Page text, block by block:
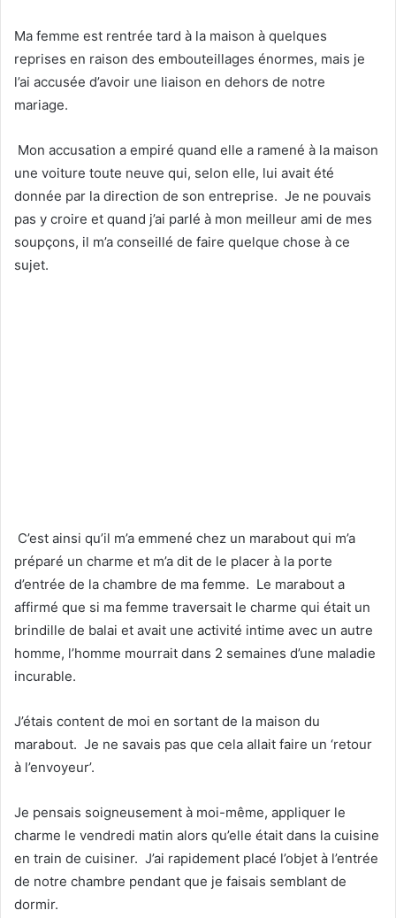
Ma femme est rentrée tard à la maison à quelques
reprises en raison des embouteillages énormes, mais je
l’ai accusée d’avoir une liaison en dehors de notre
mariage.
Mon accusation a empiré quand elle a ramené à la maison
une voiture toute neuve qui, selon elle, lui avait été
donnée par la direction de son entreprise. Je ne pouvais
pas y croire et quand j’ai parlé à mon meilleur ami de mes
soupçons, il m’a conseillé de faire quelque chose à ce
sujet.
C’est ainsi qu’il m’a emmené chez un marabout qui m’a
préparé un charme et m’a dit de le placer à la porte
d’entrée de la chambre de ma femme. Le marabout a
affirmé que si ma femme traversait le charme qui était un
brindille de balai et avait une activité intime avec un autre
homme, l’homme mourrait dans 2 semaines d’une maladie
incurable.
J’étais content de moi en sortant de la maison du
marabout. Je ne savais pas que cela allait faire un ‘retour
à l’envoyeur’.
Je pensais soigneusement à moi-même, appliquer le
charme le vendredi matin alors qu’elle était dans la cuisine
en train de cuisiner. J’ai rapidement placé l’objet à l’entrée
de notre chambre pendant que je faisais semblant de
dormir.